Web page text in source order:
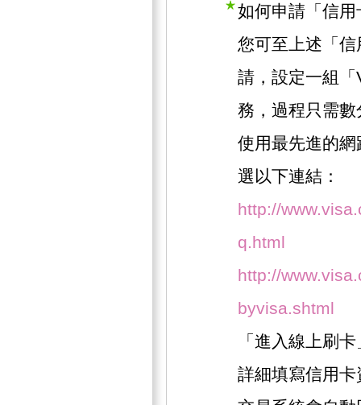
如何申請「信
您可至上述「
請，設定一組
務，過程只需
使用最先進的
選以下連結：
http://
q.html
http://
byvisa.shtml
「進入線上刷
詳細填寫信用